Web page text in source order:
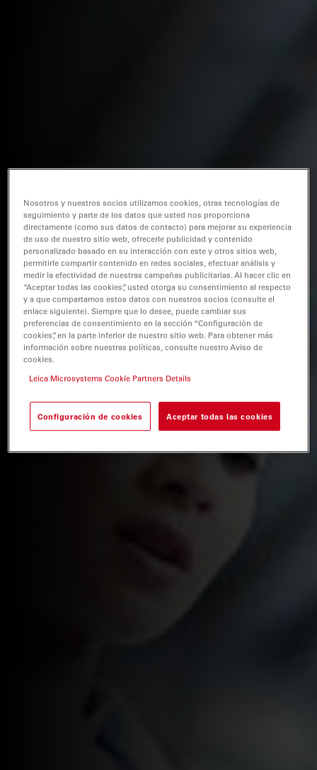
Nosotros y nuestros socios utilizamos cookies, otras tecnologías de
seguimiento y parte de los datos que usted nos proporciona
directamente (como sus datos de contacto) para mejorar su experiencia
de uso de nuestro sitio web, ofrecerle publicidad y contenido
personalizado basado en su interacción con este y otros sitios web,
permitirle compartir contenido en redes sociales, efectuar análisis y
medir la efectividad de nuestras campañas publicitarias. Al hacer clic en
“Aceptar todas las cookies”, usted otorga su consentimiento al respecto
y a que compartamos estos datos con nuestros socios (consulte el
enlace siguiente). Siempre que lo desee, puede cambiar sus
preferencias de consentimiento en la sección “Configuración de
cookies”, en la parte inferior de nuestro sitio web. Para obtener más
información sobre nuestras políticas, consulte nuestro Aviso de
cookies.
Leica Microsystems Cookie Partners Details
Configuración de cookies Aceptar todas las cookies